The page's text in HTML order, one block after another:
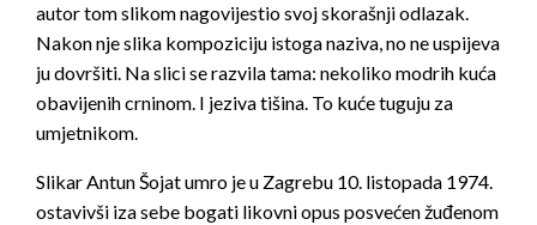
autor tom slikom nagovijestio svoj skorašnji odlazak.
Nakon nje slika kompoziciju istoga naziva, no ne uspijeva
ju dovršiti. Na slici se razvila tama: nekoliko modrih kuća
obavijenih crninom. I jeziva tišina. To kuće tuguju za
umjetnikom.
Slikar Antun Šojat umro je u Zagrebu 10. listopada 1974.
ostavivši iza sebe bogati likovni opus posvećen žuđenom